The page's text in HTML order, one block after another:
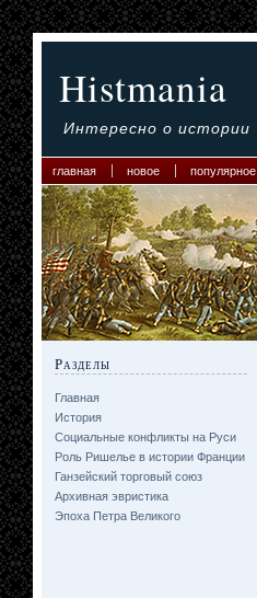
Histmania
Интересно о истории
главная новое популярное
Разделы
Главная
История
Социальные конфликты на Руси
Роль Ришелье в истории Франции
Ганзейский торговый союз
Архивная эвристика
Эпоха Петра Великого